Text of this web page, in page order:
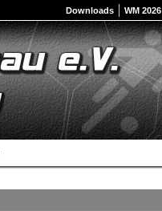
Downloads WM 2026